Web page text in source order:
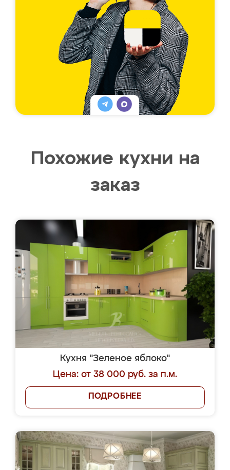
Похожие кухни на
заказ
Кухня "Зеленое яблоко"
Цена: от 38 000 руб. за п.м.
ПОДРОБНЕЕ